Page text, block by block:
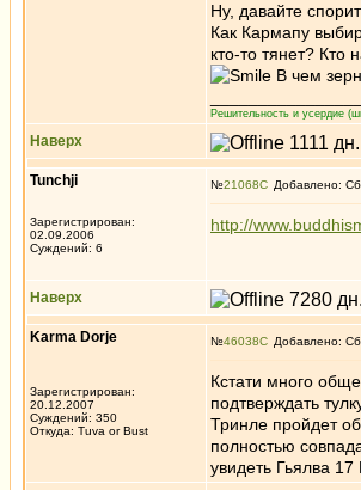
Ну, давайте
Как Кармапу
кто-то тянет? Кто
В чем
Решительность и усердие
Наверх
Tunchji
Зарегистрирован:
02.09.2006
Суждений: 6
№21068 Добавлено:
http://
Наверх
Karma Dorje
Зарегистрирован:
20.12.2007
Суждений: 350
Откуда: Tuva or Bust
№46038 Добавлено:
Кстати много
подтверждать
Тринле пройдет
полностью
увидеть Гьялва